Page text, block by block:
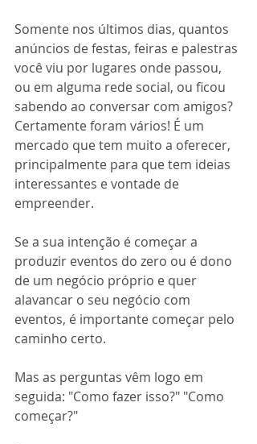
Somente nos últimos dias, quantos
anúncios de festas, feiras e palestras
você viu por lugares onde passou,
ou em alguma rede social, ou ficou
sabendo ao conversar com amigos?
Certamente foram vários! É um
mercado que tem muito a oferecer,
principalmente para que tem ideias
interessantes e vontade de
empreender.
Se a sua intenção é começar a
produzir eventos do zero ou é dono
de um negócio próprio e quer
alavancar o seu negócio com
eventos, é importante começar pelo
caminho certo.
Mas as perguntas vêm logo em
seguida: "Como fazer isso?" "Como
começar?"